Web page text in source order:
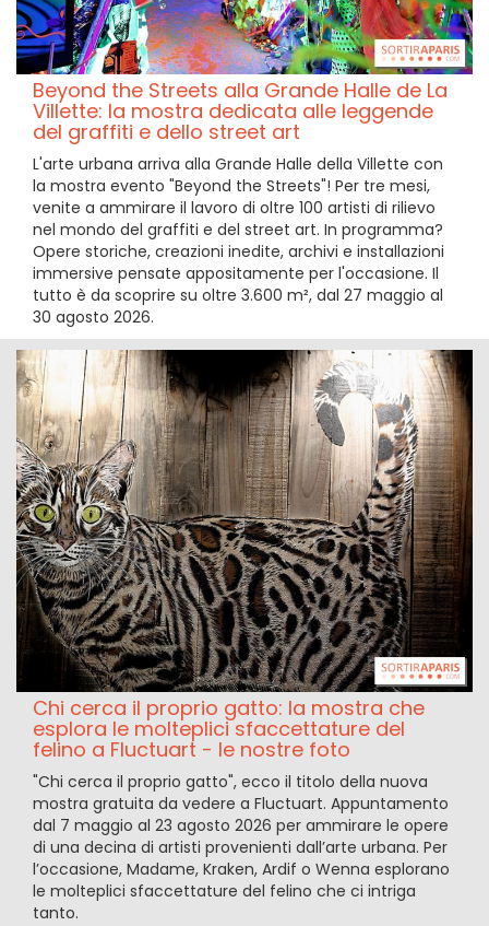
Beyond the Streets alla Grande Halle de La
Villette: la mostra dedicata alle leggende
del graffiti e dello street art
L'arte urbana arriva alla Grande Halle della Villette con
la mostra evento "Beyond the Streets"! Per tre mesi,
venite a ammirare il lavoro di oltre 100 artisti di rilievo
nel mondo del graffiti e del street art. In programma?
Opere storiche, creazioni inedite, archivi e installazioni
immersive pensate appositamente per l'occasione. Il
tutto è da scoprire su oltre 3.600 m², dal 27 maggio al
30 agosto 2026.
Chi cerca il proprio gatto: la mostra che
esplora le molteplici sfaccettature del
felino a Fluctuart - le nostre foto
"Chi cerca il proprio gatto", ecco il titolo della nuova
mostra gratuita da vedere a Fluctuart. Appuntamento
dal 7 maggio al 23 agosto 2026 per ammirare le opere
di una decina di artisti provenienti dall’arte urbana. Per
l’occasione, Madame, Kraken, Ardif o Wenna esplorano
le molteplici sfaccettature del felino che ci intriga
tanto.